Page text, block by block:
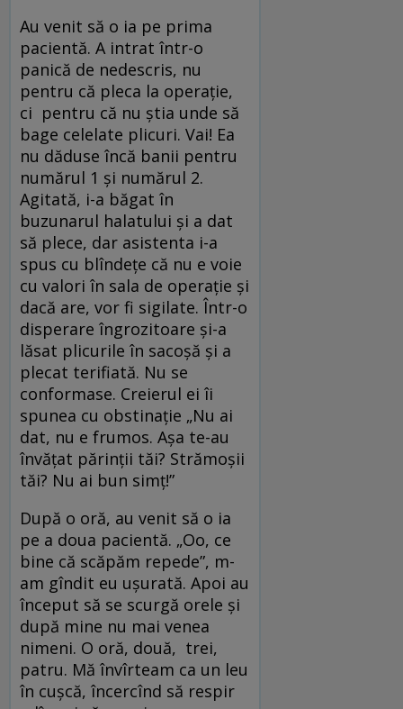
Au venit să o ia pe prima
pacientă. A intrat într-o
panică de nedescris, nu
pentru că pleca la operație,
ci pentru că nu știa unde să
bage celelate plicuri. Vai! Ea
nu dăduse încă banii pentru
numărul 1 și numărul 2.
Agitată, i-a băgat în
buzunarul halatului și a dat
să plece, dar asistenta i-a
spus cu blîndețe că nu e voie
cu valori în sala de operație și
dacă are, vor fi sigilate. Într-o
disperare îngrozitoare și-a
lăsat plicurile în sacoșă și a
plecat terifiată. Nu se
conformase. Creierul ei îi
spunea cu obstinație „Nu ai
dat, nu e frumos. Așa te-au
învățat părinții tăi? Strămoșii
tăi? Nu ai bun simț!”
După o oră, au venit să o ia
pe a doua pacientă. „Oo, ce
bine că scăpăm repede”, m-
am gîndit eu ușurată. Apoi au
început să se scurgă orele și
după mine nu mai venea
nimeni. O oră, două, trei,
patru. Mă învîrteam ca un leu
în cușcă, încercînd să respir